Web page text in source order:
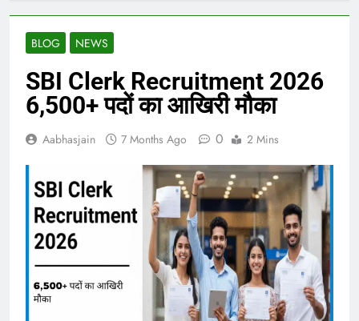
BLOG NEWS
SBI Clerk Recruitment 2026
6,500+ पदों का आखिरी मौका
Aabhasjain 7 Months Ago 0 2 Mins